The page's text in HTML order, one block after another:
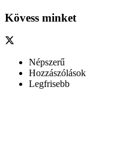
Kövess minket
Népszerű
Hozzászólások
Legfrisebb